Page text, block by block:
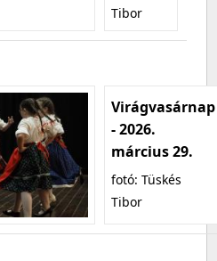
Tibor
Virágvasárnap
- 2026.
március 29.
fotó: Tüskés
Tibor